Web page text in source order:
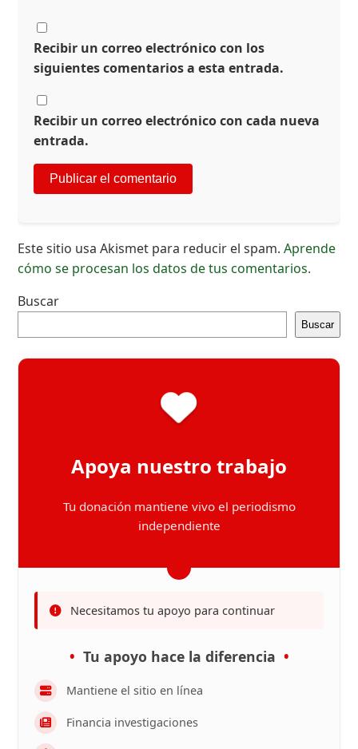
Recibir un correo electrónico con los
siguientes comentarios a esta entrada.
Recibir un correo electrónico con cada nueva
entrada.
Este sitio usa Akismet para reducir el spam.Aprende
cómo se procesan los datos de tus comentarios.
Buscar
Buscar
Apoya nuestro trabajo
Tu donación mantiene vivo el periodismo
independiente
Necesitamos tu apoyo para continuar
Tu apoyo hace la diferencia
Mantiene el sitio en línea
Financia investigaciones